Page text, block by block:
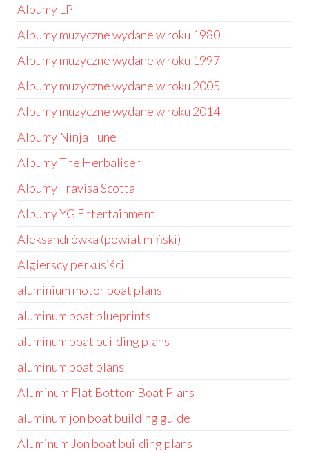
Albumy LP
Albumy muzyczne wydane w roku 1980
Albumy muzyczne wydane w roku 1997
Albumy muzyczne wydane w roku 2005
Albumy muzyczne wydane w roku 2014
Albumy Ninja Tune
Albumy The Herbaliser
Albumy Travisa Scotta
Albumy YG Entertainment
Aleksandrówka (powiat miński)
Algierscy perkusiści
aluminium motor boat plans
aluminum boat blueprints
aluminum boat building plans
aluminum boat plans
Aluminum Flat Bottom Boat Plans
aluminum jon boat building guide
Aluminum Jon boat building plans